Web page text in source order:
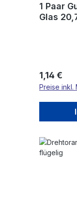
1 Paar
Glas
Regulärer
1,14 €
Preise inkl.